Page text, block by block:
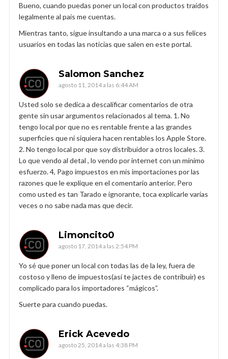
Bueno, cuando puedas poner un local con productos traídos
legalmente al país me cuentas.
Mientras tanto, sigue insultando a una marca o a sus felices
usuarios en todas las noticias que salen en este portal.
Salomon Sanchez
agosto 11, 2014 a las 6:44 AM
Usted solo se dedica a descalificar comentarios de otra
gente sin usar argumentos relacionados al tema. 1. No
tengo local por que no es rentable frente a las grandes
superficies que ni siquiera hacen rentables los Apple Store.
2. No tengo local por que soy distribuidor a otros locales. 3.
Lo que vendo al detal , lo vendo por internet con un mínimo
esfuerzo. 4, Pago impuestos en mis importaciones por las
razones que le explique en el comentario anterior. Pero
como usted es tan Tarado e ignorante, toca explicarle varias
veces o no sabe nada mas que decir.
Limoncito0
agosto 17, 2014 a las 2:54 PM
Yo sé que poner un local con todas las de la ley, fuera de
costoso y lleno de impuestos(así te jactes de contribuir) es
complicado para los importadores “mágicos”.
Suerte para cuando puedas.
Erick Acevedo
agosto 25, 2014 a las 4:38 PM